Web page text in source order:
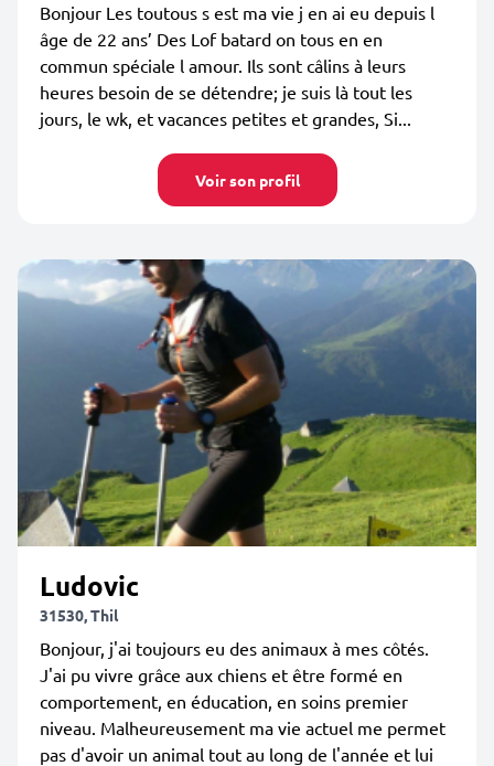
Bonjour Les toutous s est ma vie j en ai eu depuis l
âge de 22 ans’ Des Lof batard on tous en en
commun spéciale l amour. Ils sont câlins à leurs
heures besoin de se détendre; je suis là tout les
jours, le wk, et vacances petites et grandes, Si...
Voir son profil
Ludovic
31530, Thil
Bonjour, j'ai toujours eu des animaux à mes côtés.
J'ai pu vivre grâce aux chiens et être formé en
comportement, en éducation, en soins premier
niveau. Malheureusement ma vie actuel me permet
pas d'avoir un animal tout au long de l'année et lui